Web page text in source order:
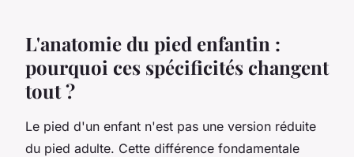
L'anatomie du pied enfantin :
pourquoi ces spécificités changent
tout ?
Le pied d'un enfant n'est pas une version réduite
du pied adulte. Cette différence fondamentale